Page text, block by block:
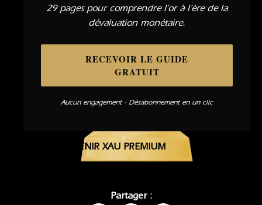
29 pages pour comprendre l’or à l’ère de la
dévaluation monétaire.
RECEVOIR LE GUIDE
GRATUIT
Aucun engagement · Désabonnement en un clic
DEVENIR XAU PREMIUM
Partager :